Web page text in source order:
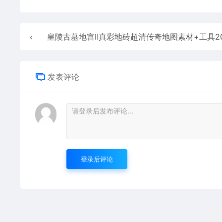
皇陵古墓地宫Ⅱ真彩地砖超清传奇地图素材+工具
发表评论
登录后评论